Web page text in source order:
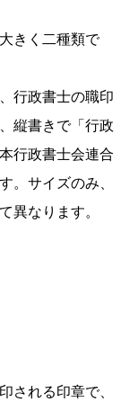
きく二種類で
行政書士の職印
縦書きで「行政
行政書士会連合
。サイズのみ、
異なります。
される印章で、